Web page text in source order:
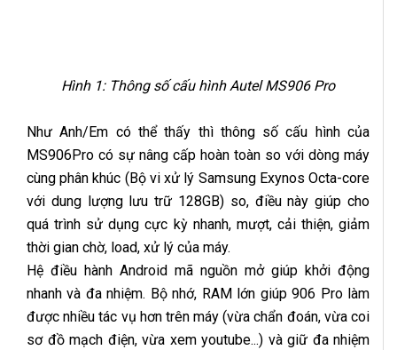
Hình 1: Thông số cấu hình Autel MS906 Pro
Như Anh/Em có thể thấy thì thông số cấu hình của
MS906Pro có sự nâng cấp hoàn toàn so với dòng máy
cùng phân khúc (Bộ vi xử lý Samsung Exynos Octa-core
với dung lượng lưu trữ 128GB) so, điều này giúp cho
quá trình sử dụng cực kỳ nhanh, mượt, cải thiện, giảm
thời gian chờ, load, xử lý của máy.
Hệ điều hành Android mã nguồn mở giúp khởi động
nhanh và đa nhiệm. Bộ nhớ, RAM lớn giúp 906 Pro làm
được nhiều tác vụ hơn trên máy (vừa chẩn đoán, vừa coi
sơ đồ mạch điện, vừa xem youtube...) và giữ đa nhiệm